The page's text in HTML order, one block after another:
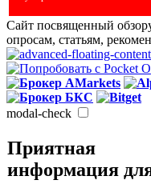
Сайт посвященный
опросам, статьям,
modal-check
Приятная
информация